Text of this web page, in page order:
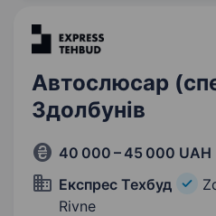
Автослюсар
Здолбунів
40 000 – 45 000 UAH
Експрес Техбуд
Rivne